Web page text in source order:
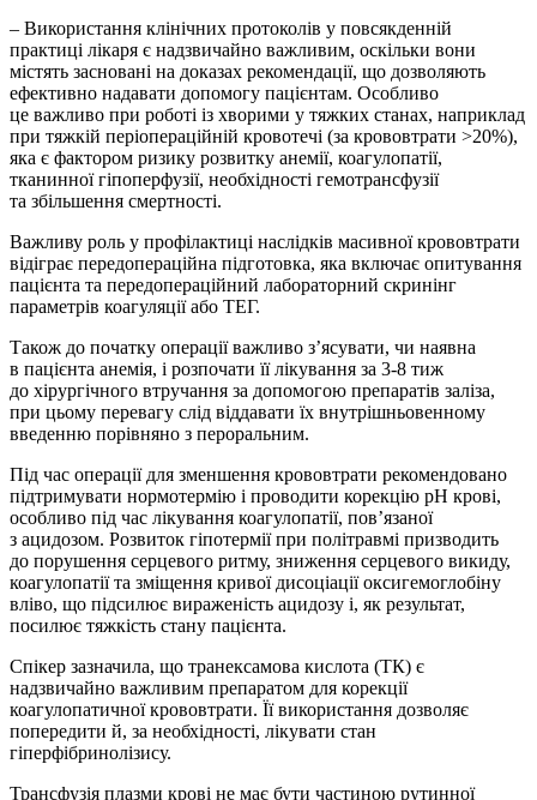
– Використання клінічних протоколів у повсякденній
практиці лікаря є надзвичайно важливим, оскільки вони
містять засновані на доказах рекомендації, що дозволяють
ефективно надавати допомогу пацієнтам. Особ­ливо
це важливо при роботі із хворими у тяжких станах, наприклад
при тяжкій періопераційній кровотечі (за крововтрати >20%),
яка є фактором ризику розвитку анемії, коагулопатії,
тканинної гіпоперфузії, необхідності гемотрансфузії
та збільшення смертності.
Важливу роль у профілактиці наслідків масивної крововтрати
відіграє передопераційна підготовка, яка включає опитування
пацієнта та передопераційний лабораторний скринінг
параметрів коагуляції або ТЕГ.
Також до початку операції важливо з’ясу­­вати, чи наявна
в пацієнта анемія, і розпочати її лікування за 3-8 тиж
до хірургічного втручання за допомогою препаратів заліза,
при цьому перевагу слід віддавати їх внутрішньовенному
введенню порівняно з пероральним.
Під час операції для зменшення крововтрати рекомендовано
підтримувати нормотермію і проводити корекцію рН крові,
особливо під час лікування коагулопатії, пов’язаної
з ацидозом. Розвиток гіпотермії при політравмі призводить
до порушення серцевого ритму, зниження серцевого викиду,
коагулопатії та зміщення кривої дисо­ціації оксигемоглобіну
вліво, що підсилює вираженість ацидозу і, як результат,
посилює тяжкість стану пацієнта.
Спікер зазначила, що транексамова кислота (ТК) є
надзвичайно важливим препаратом для корекції
коагулопатичної крововтрати. Її використання дозволяє
попередити й, за необхідності, лікувати стан
гіперфібринолізису.
Трансфузія плазми крові не має бути частиною рутинної